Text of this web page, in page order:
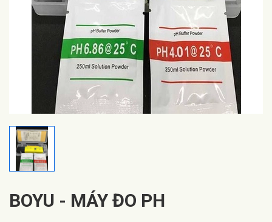
BOYU - MÁY ĐO PH